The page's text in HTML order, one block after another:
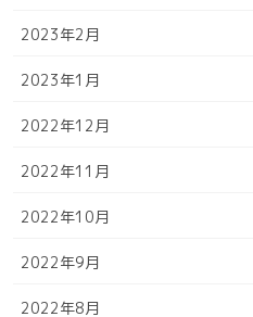
2023年2月
2023年1月
2022年12月
2022年11月
2022年10月
2022年9月
2022年8月